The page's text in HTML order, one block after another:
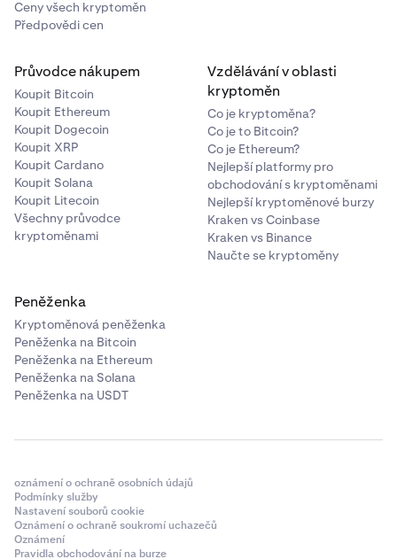
Ceny všech kryptoměn
Předpovědi cen
Průvodce nákupem
Koupit Bitcoin
Koupit Ethereum
Koupit Dogecoin
Koupit XRP
Koupit Cardano
Koupit Solana
Koupit Litecoin
Všechny průvodce
kryptoměnami
Vzdělávání v oblasti
kryptoměn
Co je kryptoměna?
Co je to Bitcoin?
Co je Ethereum?
Nejlepší platformy pro
obchodování s kryptoměnami
Nejlepší kryptoměnové burzy
Kraken vs Coinbase
Kraken vs Binance
Naučte se kryptoměny
Peněženka
Kryptoměnová peněženka
Peněženka na Bitcoin
Peněženka na Ethereum
Peněženka na Solana
Peněženka na USDT
oznámení o ochraně osobních údajů
Podmínky služby
Nastavení souborů cookie
Oznámení o ochraně soukromí uchazečů
Oznámení
Pravidla obchodování na burze